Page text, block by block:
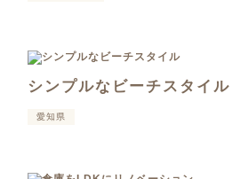
シンプルなビーチスタイル
愛知県